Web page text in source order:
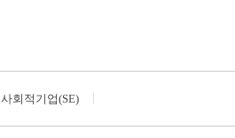
사회적기업(SE)